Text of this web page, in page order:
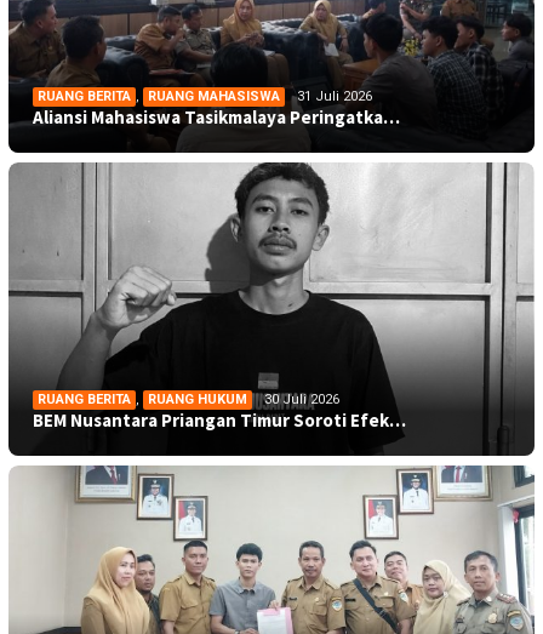
RUANG BERITA , RUANG MAHASISWA 31 Juli 2026
Aliansi Mahasiswa Tasikmalaya Peringatka…
RUANG BERITA , RUANG HUKUM 30 Juli 2026
BEM Nusantara Priangan Timur Soroti Efek…